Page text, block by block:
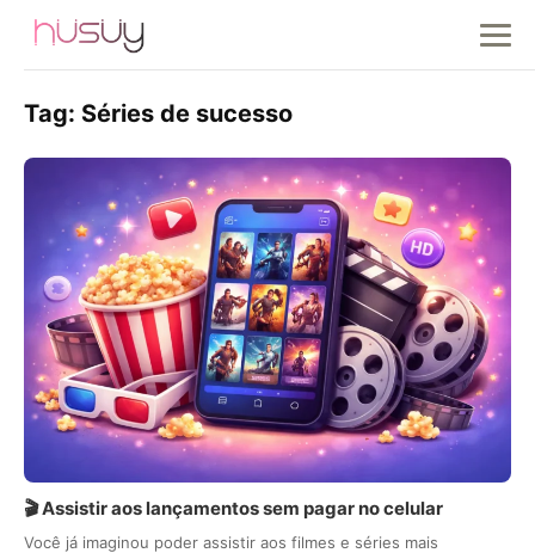
Tag: Séries de sucesso
🎬 Assistir aos lançamentos sem pagar no celular
Você já imaginou poder assistir aos filmes e séries mais